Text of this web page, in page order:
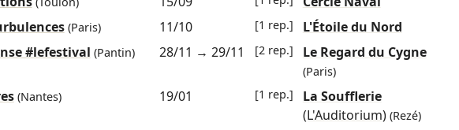
(Paris) 11/10 [1 rep.]
L'Étoile du Nord
#lefestival (Pantin) 28/11 → 29/11 [2 rep.] Le Regard du Cygne
(Paris)
(Nantes) 19/01 [1 rep.]
La Soufflerie
(L'Auditorium) (Rezé)